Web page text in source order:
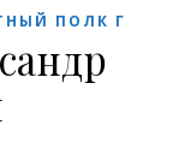
ПОЛК Г